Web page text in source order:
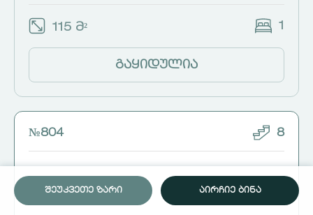
ᲨᲔᲣᲙᲕᲔᲗᲔ ᲖᲐᲠᲘ ᲐᲘᲠᲩᲘᲔ ᲑᲘᲜᲐ
115 მ² 1
გაყიდულია
№804 8